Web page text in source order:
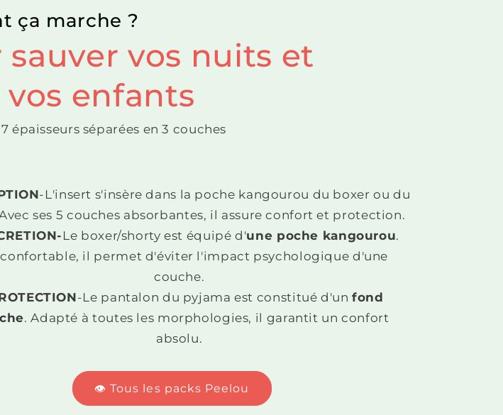
ça marche ?
vos nuits et
enfants
épaisseurs séparées en 3 couches
-L'insert s'insère dans la poche kangourou du boxer ou du
ses 5 couches absorbantes, il assure confort et protection.
Le boxer/shorty est équipé d'une poche kangourou.
confortable, il permet d'éviter l'impact psychologique d'une
couche.
-Le pantalon du pyjama est constitué d'unfond
. Adapté à toutes les morphologies, il garantit un confort
absolu.
👁️ Tous les packs Peelou